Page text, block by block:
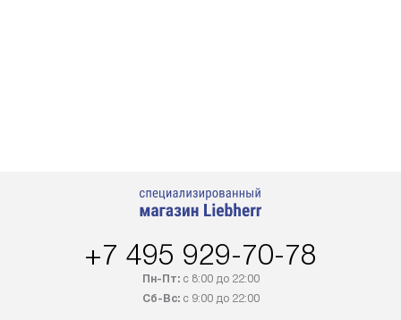
+7 495 929-70-78
Пн-Пт:с 8:00 до 22:00
Сб-Вс:с 9:00 до 22:00